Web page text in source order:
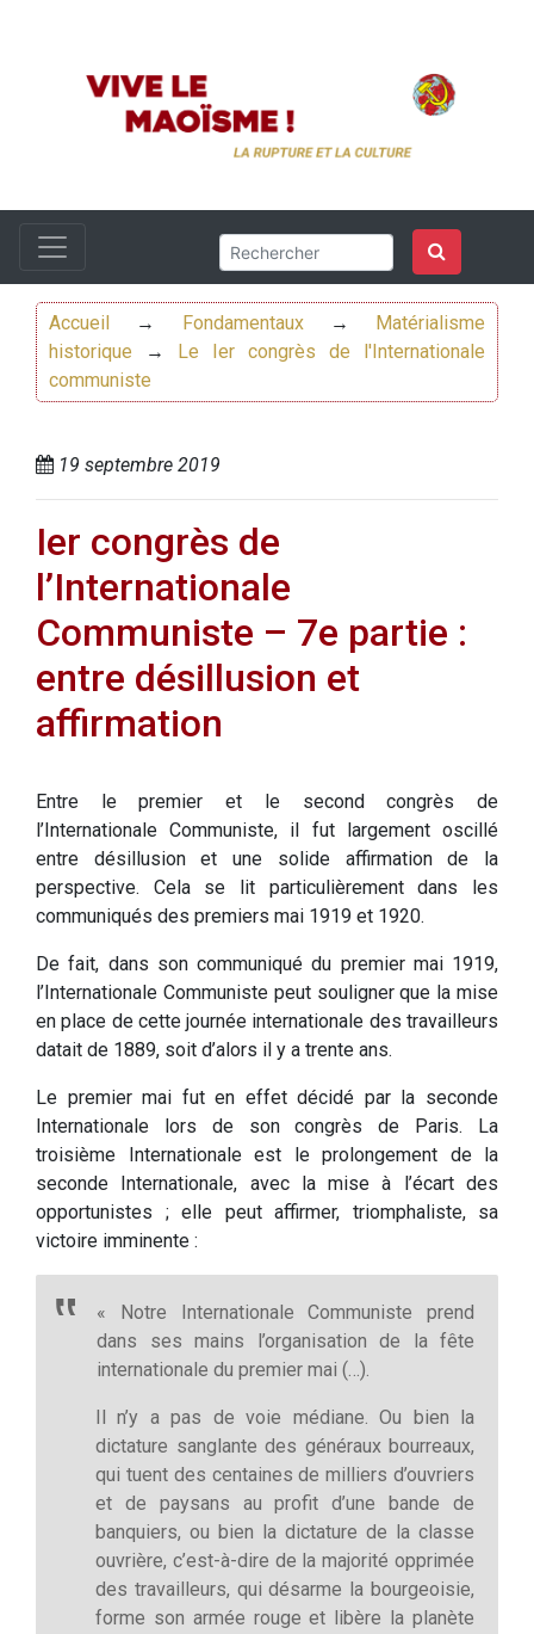
Accueil → Fondamentaux→
Matérialisme
historique →
Le Ier congrès de l'Internationale
communiste
19 septembre 2019
Ier congrès de
l’Internationale
Communiste – 7e partie :
entre désillusion et
affirmation
Entre le premier et le second congrès de
l’Internationale Communiste, il fut largement oscillé
entre désillusion et une solide affirmation de la
perspective. Cela se lit particulièrement dans les
communiqués des premiers mai 1919 et 1920.
De fait, dans son communiqué du premier mai 1919,
l’Internationale Communiste peut souligner que la mise
en place de cette journée internationale des travailleurs
datait de 1889, soit d’alors il y a trente ans.
Le premier mai fut en effet décidé par la seconde
Internationale lors de son congrès de Paris. La
troisième Internationale est le prolongement de la
seconde Internationale, avec la mise à l’écart des
opportunistes ; elle peut affirmer, triomphaliste, sa
victoire imminente :
« Notre Internationale Communiste prend
dans ses mains l’organisation de la fête
internationale du premier mai (…).
Il n’y a pas de voie médiane. Ou bien la
dictature sanglante des généraux bourreaux,
qui tuent des centaines de milliers d’ouvriers
et de paysans au profit d’une bande de
banquiers, ou bien la dictature de la classe
ouvrière, c’est-à-dire de la majorité opprimée
des travailleurs, qui désarme la bourgeoisie,
forme son armée rouge et libère la planète